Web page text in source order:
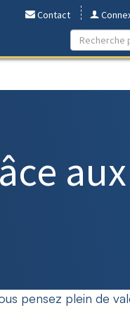
Contact
aux
pensez plein de